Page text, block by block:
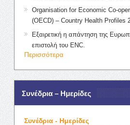
Organisation for Economic Co-
(OECD) – Country Health Profiles
Εξαιρετική η απάντηση της
επιστολή του ENC.
Περισσότερα
Συνέδρια – Ημερίδες
Συνέδρια - Ημερίδες